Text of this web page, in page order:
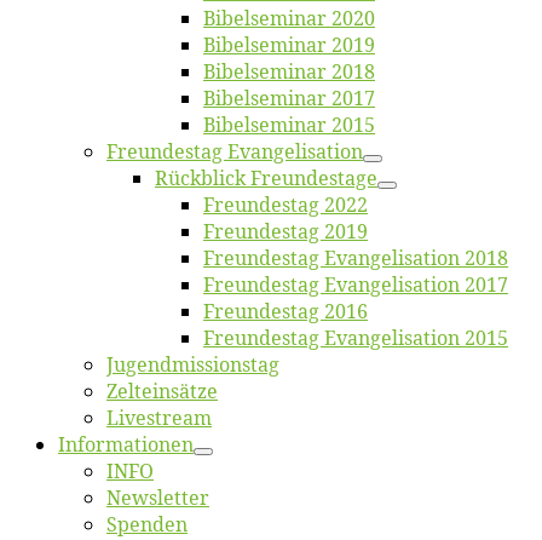
Bi­bel­se­mi­nar 2020
Bi­bel­se­mi­nar 2019
Bi­bel­se­mi­nar 2018
Bibelsemi­nar 2017
Bibelsemi­nar 2015
Freun­des­tag Evangelisation
Rück­blick Freundestage
Freun­des­tag 2022
Freun­des­tag 2019
Freun­des­tag Evan­ge­li­sa­ti­on 2018
Freun­des­tag Evan­ge­li­sa­ti­on 2017
Freun­des­tag 2016
Freun­des­tag Evan­ge­li­sa­ti­on 2015
Jugend­mis­sions­tag
Zelt­ein­sät­ze
Live­stream
Informatio­nen
INFO
News­let­ter
Spen­den